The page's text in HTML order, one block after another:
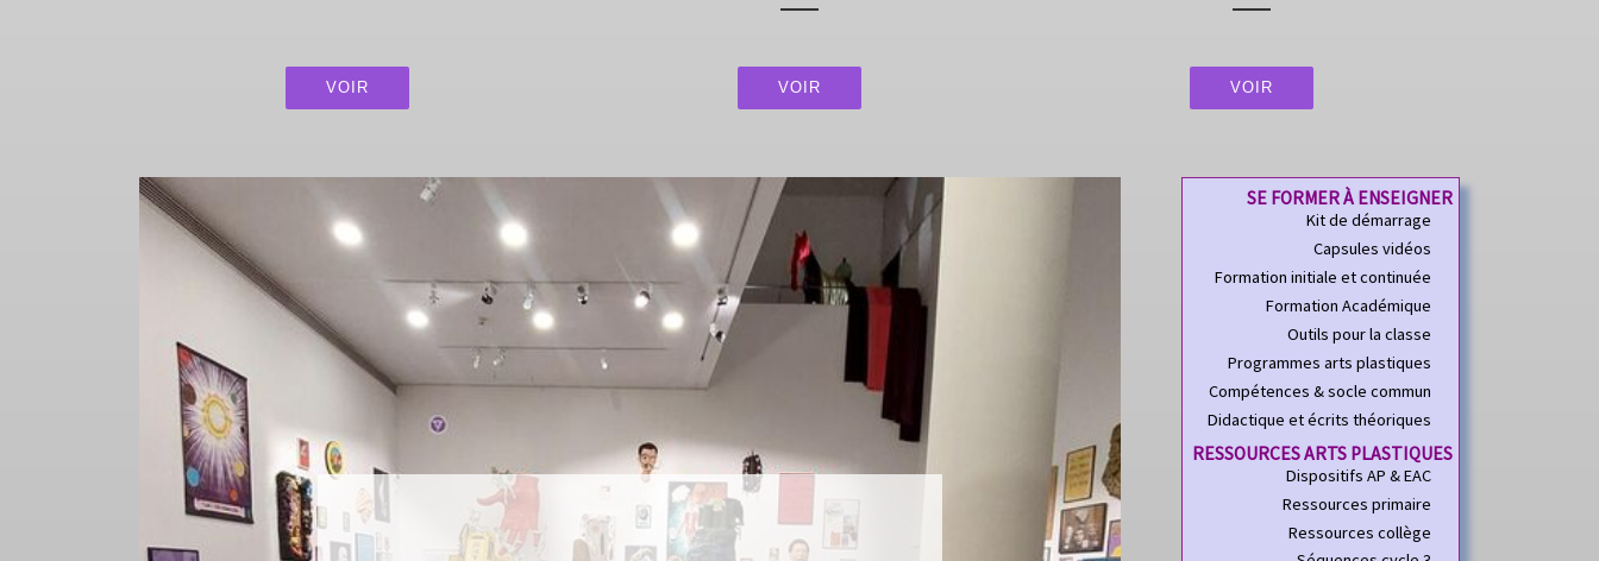
VOIR VOIR VOIR
SE FORMER À ENSEIGNER
Kit de démarrage
Capsules vidéos
Formation initiale et continuée
Formation Académique
Outils pour la classe
Programmes arts plastiques
Compétences & socle commun
Didactique et écrits théoriques
RESSOURCES ARTS PLASTIQUES
Dispositifs AP & EAC
Ressources primaire
Ressources collège